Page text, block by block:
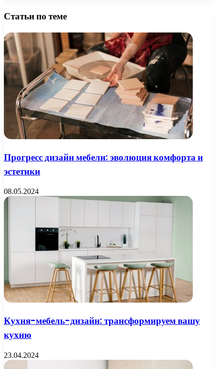
Статьи по теме
Прогресс дизайн мебели: эволюция комфорта и
эстетики
08.05.2024
Кухня-мебель-дизайн: трансформируем вашу
кухню
23.04.2024